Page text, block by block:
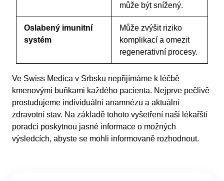
může být snížený.
Oslabený imunitní
systém
Může zvýšit riziko
komplikací a omezit
regenerativní procesy.
Ve Swiss Medica v Srbsku nepřijímáme k léčbě
kmenovými buňkami každého pacienta. Nejprve pečlivě
prostudujeme individuální anamnézu a aktuální
zdravotní stav. Na základě tohoto vyšetření naši lékařští
poradci poskytnou jasné informace o možných
výsledcích, abyste se mohli informovaně rozhodnout.